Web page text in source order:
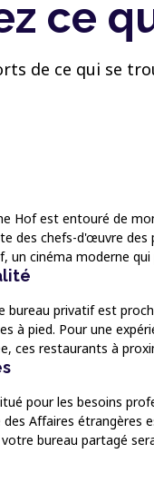
ce
de ce qui se
Hof est entouré de
des chefs-d'œuvre
un cinéma moderne
privatif est
à pied. Pour une
ces restaurants à
pour les besoins
des Affaires
bureau partagé